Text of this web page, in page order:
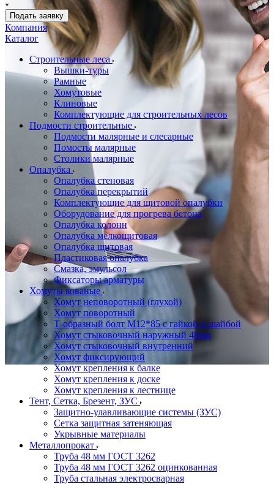
Подать заявку
Компания
Каталог
Строительные леса
Вышки-туры
Рамные
Хомутовые
Клиновые
Комплектующие для строительных лесов
Подмости строительные
Подмости малярные и слесарные
Помосты малярные
Столики малярные
Опалубка
Опалубка стеновая
Опалубка перекрытий
Комплектующие для щитовой опалубки
Оборудование для прогрева бетона
Опалубка колонн
Опалубка мелкощитовая
Опалубка щитовая
Пластиковая опалубка
Смазка, эмульсол
Фиксаторы арматуры
Хомуты кованые
Хомут неповоротный (глухой)
Хомут поворотный
Т-образный болт М12*85 с гайкой и шайбой
Хомут стыковочный наружный 48мм
Хомут стыковочный внутренний
Хомут фиксирующий
Хомут крепления к балке
Хомут крепления к доске
Хомут крепления к лестнице
Тент, Сетка, Брезент, ЗУС
Защитно-улавливающие системы (ЗУС)
Сетка защитная затеняющая
Укрывные материалы
Металлопрокат
Труба 48 мм ГОСТ 3262
Труба 48 мм ГОСТ 3262 оцинкованная
Труба стальная электросварная